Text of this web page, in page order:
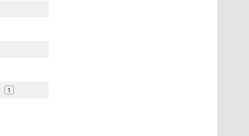
1